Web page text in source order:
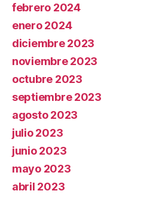
febrero 2024
enero 2024
diciembre 2023
noviembre 2023
octubre 2023
septiembre 2023
agosto 2023
julio 2023
junio 2023
mayo 2023
abril 2023